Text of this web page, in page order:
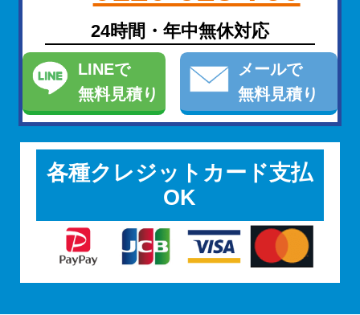
24時間・年中無休対応
LINEで
無料見積り
メールで
無料見積り
各種クレジットカード支払
OK